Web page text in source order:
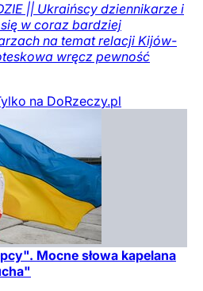
|| Ukraińscy dziennikarze i
w coraz bardziej
na temat relacji Kijów-
wręcz pewność
na DoRzeczy.pl
Mocne słowa kapelana